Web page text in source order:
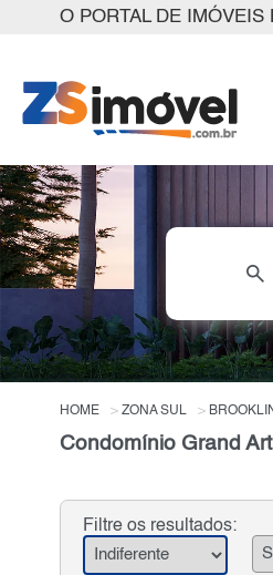
O PORTAL DE IMÓVEIS
search
HOME ZONA SUL
Condomínio Grand Art
Filtre os resultados: